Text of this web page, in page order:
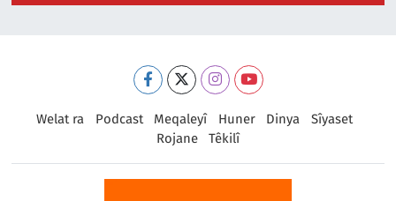
Welat ra Podcast Meqaleyî Huner Dinya
Sîyaset
Rojane
Têkilî